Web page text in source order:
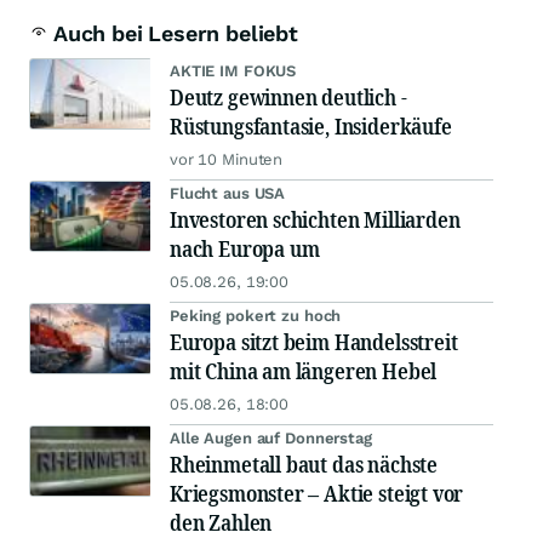
Auch bei Lesern beliebt
AKTIE IM FOKUS
Deutz gewinnen deutlich -
Rüstungsfantasie, Insiderkäufe
vor 10 Minuten
Flucht aus USA
Investoren schichten Milliarden
nach Europa um
05.08.26, 19:00
Peking pokert zu hoch
Europa sitzt beim Handelsstreit
mit China am längeren Hebel
05.08.26, 18:00
Alle Augen auf Donnerstag
Rheinmetall baut das nächste
Kriegsmonster – Aktie steigt vor
den Zahlen